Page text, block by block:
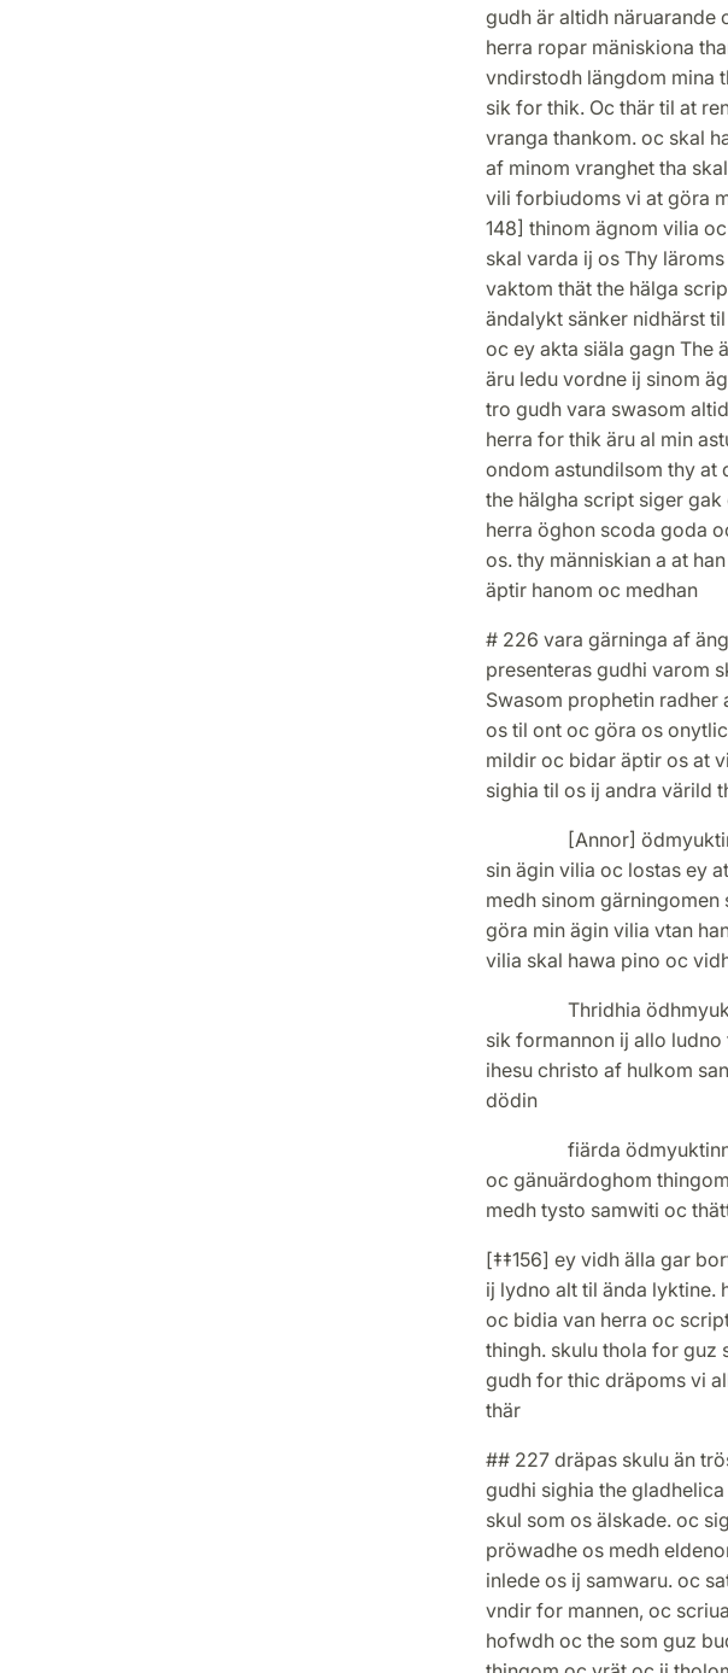
gudh är altidh näruarande
herra ropar mäniskiona
vndirstodh längdom mina
sik for thik. Oc thär til at
vranga thankom. oc skal
af minom vranghet tha
vili forbiudoms vi at göra
148] thinom ägnom vilia
skal varda ij os Thy
vaktom thät the hälga
ändalykt sänker nidhärst
oc ey akta siäla gagn The
äru ledu vordne ij sinom
tro gudh vara swasom
herra for thik äru al min
ondom astundilsom thy at
the hälgha script siger
herra öghon scoda goda
os. thy människian a at
äptir hanom oc medhan
# 226 vara gärninga af
presenteras gudhi varom
Swasom prophetin radher
os til ont oc göra os
mildir oc bidar äptir os at
sighia til os ij andra värild
[Annor] ödmyuktinne
sin ägin vilia oc lostas ey
medh sinom gärningomen
göra min ägin vilia vtan
vilia skal hawa pino oc
Thridhia
sik formannon ij allo
ihesu christo af hulkom
dödin
fiärda ödmyuktinne
oc gänuärdoghom
medh tysto samwiti oc
[‡‡156] ey vidh älla gar
ij lydno alt til ända lyktine.
oc bidia van herra oc
thingh. skulu thola for guz
gudh for thic dräpoms vi
thär
## 227 dräpas skulu än
gudhi sighia the
skul som os älskade. oc
pröwadhe os medh
inlede os ij samwaru. oc
vndir for mannen, oc
hofwdh oc the som guz